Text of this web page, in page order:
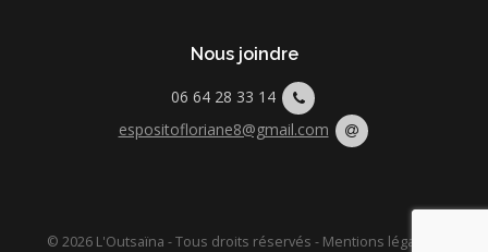
Nous joindre
06 64 28 33 14
espositofloriane8@gmail.com
© 2026 L'Outsaïna - Tous droits réservés - Mentions légales